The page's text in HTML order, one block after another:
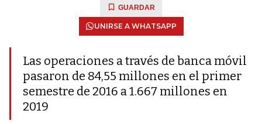
GUARDAR
UNIRSE A WHATSAPP
Las operaciones a través de banca móvil
pasaron de 84,55 millones en el primer
semestre de 2016 a 1.667 millones en
2019